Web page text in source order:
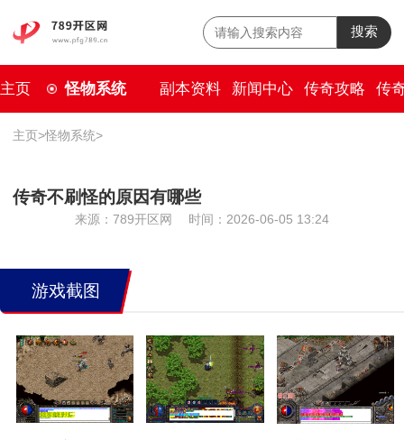
搜索
主页 怪物系统 副本资料 新闻中心 传奇攻略 传
主页>怪物系统>
传奇不刷怪的原因有哪些
来源：789开区网 时间：2026-06-05 13:24
游戏截图